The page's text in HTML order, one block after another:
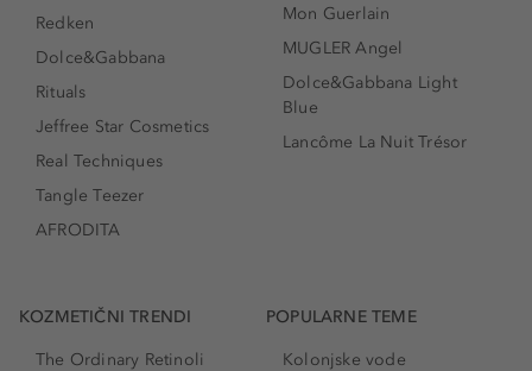
Redken
Dolce&Gabbana
Rituals
Jeffree Star Cosmetics
Real Techniques
Tangle Teezer
AFRODITA
Mon Guerlain
MUGLER Angel
Dolce&Gabbana Light
Blue
Lancôme La Nuit Trésor
KOZMETIČNI TRENDI
The Ordinary Retinoli
POPULARNE TEME
Kolonjske vode